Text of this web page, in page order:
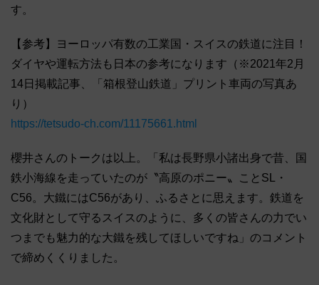
す。
【参考】ヨーロッパ有数の工業国・スイスの鉄道に注目！
ダイヤや運転方法も日本の参考になります（※2021年2月
14日掲載記事、「箱根登山鉄道」プリント車両の写真あ
り）
https://tetsudo-ch.com/11175661.html
櫻井さんのトークは以上。「私は長野県小諸出身で昔、国
鉄小海線を走っていたのが〝高原のポニー〟ことSL・
C56。大鐵にはC56があり、ふるさとに思えます。鉄道を
文化財として守るスイスのように、多くの皆さんの力でい
つまでも魅力的な大鐵を残してほしいですね」のコメント
で締めくくりました。